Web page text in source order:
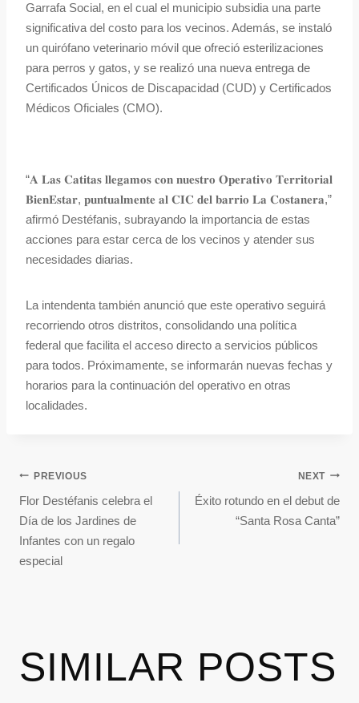
Garrafa Social, en el cual el municipio subsidia una parte
significativa del costo para los vecinos. Además, se instaló
un quirófano veterinario móvil que ofreció esterilizaciones
para perros y gatos, y se realizó una nueva entrega de
Certificados Únicos de Discapacidad (CUD) y Certificados
Médicos Oficiales (CMO).
“𝐀 𝐋𝐚𝐬 𝐂𝐚𝐭𝐢𝐭𝐚𝐬 𝐥𝐥𝐞𝐠𝐚𝐦𝐨𝐬 𝐜𝐨𝐧 𝐧𝐮𝐞𝐬𝐭𝐫𝐨 𝐎𝐩𝐞𝐫𝐚𝐭𝐢𝐯𝐨 𝐓𝐞𝐫𝐫𝐢𝐭𝐨𝐫𝐢𝐚𝐥
𝐁𝐢𝐞𝐧𝐄𝐬𝐭𝐚𝐫, 𝐩𝐮𝐧𝐭𝐮𝐚𝐥𝐦𝐞𝐧𝐭𝐞 𝐚𝐥 𝐂𝐈𝐂 𝐝𝐞𝐥 𝐛𝐚𝐫𝐫𝐢𝐨 𝐋𝐚 𝐂𝐨𝐬𝐭𝐚𝐧𝐞𝐫𝐚,”
afirmó Destéfanis, subrayando la importancia de estas
acciones para estar cerca de los vecinos y atender sus
necesidades diarias.
La intendenta también anunció que este operativo seguirá
recorriendo otros distritos, consolidando una política
federal que facilita el acceso directo a servicios públicos
para todos. Próximamente, se informarán nuevas fechas y
horarios para la continuación del operativo en otras
localidades.
PREVIOUS
Flor Destéfanis celebra el
Día de los Jardines de
Infantes con un regalo
especial
NEXT
Éxito rotundo en el debut de
“Santa Rosa Canta”
SIMILAR POSTS